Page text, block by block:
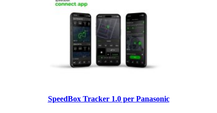
SpeedBox Tracker 1.0 per Panasonic